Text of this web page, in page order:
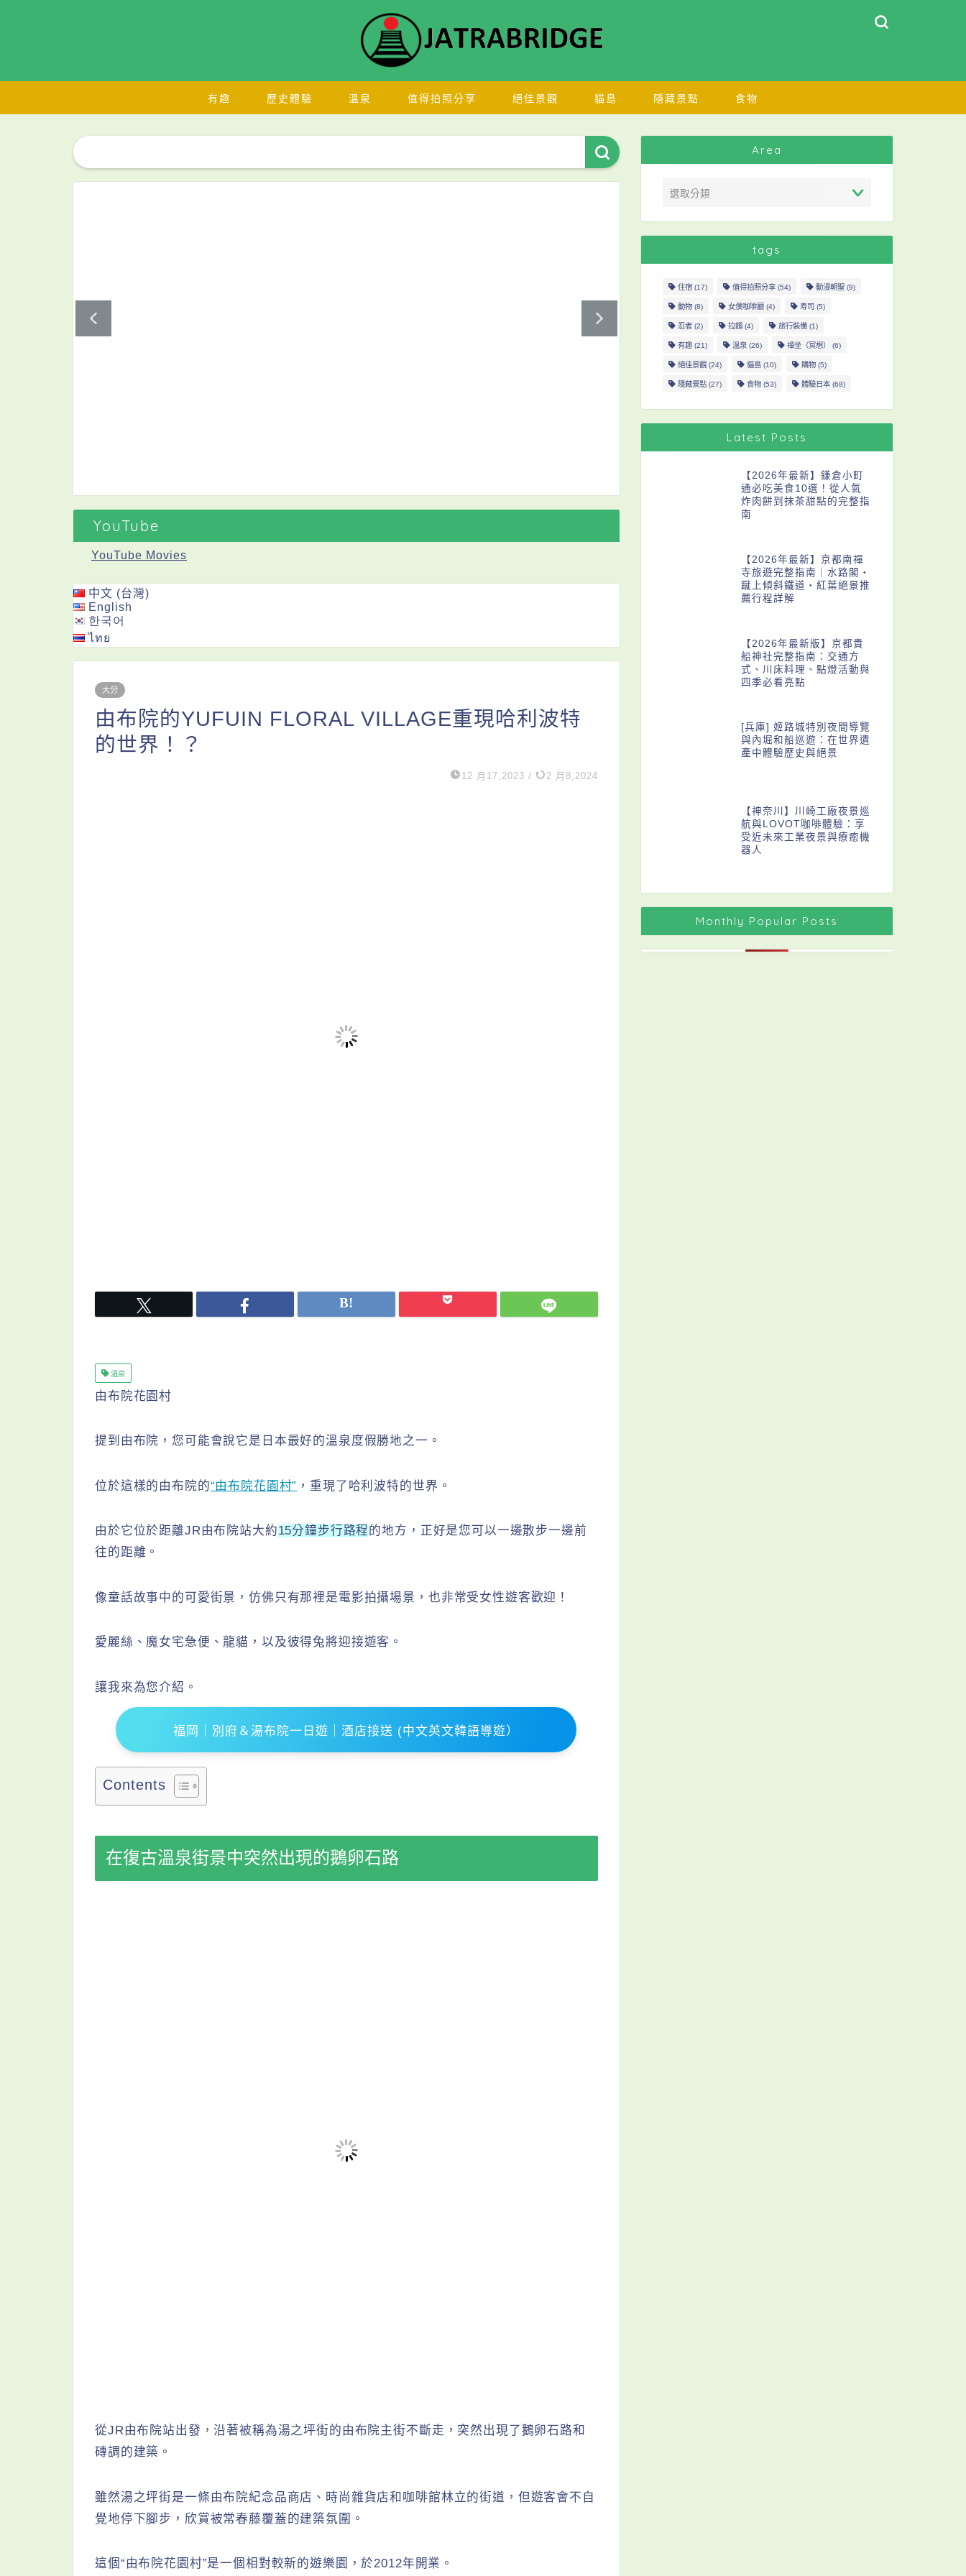
有趣 歷史體驗 溫泉 值得拍照分享 絕佳景觀 貓島 隱藏景點 食物
YouTube
YouTube Movies
中文 (台灣)
English
한국어
ไทย
大分
由布院的YUFUIN FLORAL VILLAGE重現哈利波特
的世界！？
12 月17,2023 / 2 月8,2024
溫泉
由布院花園村
提到由布院，您可能會說它是日本最好的溫泉度假勝地之一。
位於這樣的由布院的“由布院花園村” ，重現了哈利波特的世界。
由於它位於距離JR由布院站大約15分鐘步行路程 的地方，正好是您可以一邊散步一邊前
往的距離。
像童話故事中的可愛街景，仿佛只有那裡是電影拍攝場景，也非常受女性遊客歡迎！
愛麗絲、魔女宅急便、龍貓，以及彼得兔將迎接遊客。
讓我來為您介紹。
福岡｜別府＆湯布院一日遊｜酒店接送 (中文英文韓語導遊）
Contents
在復古溫泉街景中突然出現的鵝卵石路
從JR由布院站出發，沿著被稱為湯之坪街的由布院主街不斷走，突然出現了鵝卵石路和
磚調的建築。
雖然湯之坪街是一條由布院紀念品商店、時尚雜貨店和咖啡館林立的街道，但遊客會不自
覺地停下腳步，欣賞被常春藤覆蓋的建築氛圍。
這個“由布院花園村”是一個相對較新的遊樂園，於2012年開業。
Area
tags
住宿(17) 值得拍照分享(54) 動漫朝聖(9)
動物(8) 女僕咖啡廳(4) 寿司 (5)
忍者(2) 拉麵(4) 旅行裝備(1)
有趣(21) 溫泉 (26) 禪坐（冥想） (6)
絕佳景觀(24) 貓島(10) 購物(5)
隱藏景點(27) 食物(53) 體驗日本(68)
Latest Posts
【2026年最新】鎌倉小町
通必吃美食10選！從人氣
炸肉餅到抹茶甜點的完整指
南
【2026年最新】京都南禪
寺旅遊完整指南｜水路閣・
蹴上傾斜鐵道・紅葉絕景推
薦行程詳解
【2026年最新版】京都貴
船神社完整指南：交通方
式、川床料理、點燈活動與
四季必看亮點
[兵庫] 姬路城特別夜間導覽
與內堀和船巡遊：在世界遺
產中體驗歷史與絕景
【神奈川】川崎工廠夜景巡
航與LOVOT咖啡體驗：享
受近未來工業夜景與療癒機
器人
Monthly Popular Posts